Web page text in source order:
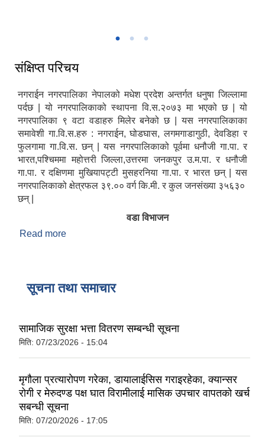
संक्षिप्त परिचय
नगराईन नगरपालिका नेपालको मधेश प्रदेश अन्तर्गत धनुषा जिल्लामा
पर्दछ | यो नगरपालिकाको स्थापना वि.स.२०७३ मा भएको छ | यो
नगरपालिका ९ वटा वडाहरु मिलेर बनेको छ | यस नगरपालिकाका
समावेशी गा.वि.स.हरु : नगराईन, घोडघास, लगमगाडागुठी, देवडिहा र
फुलगामा गा.वि.स. छन् | यस नगरपालिकाको पूर्वमा धनौजी गा.पा. र
भारत,पश्चिममा महोत्तरी जिल्ला,उत्तरमा जनकपुर उ.म.पा. र धनौजी
गा.पा. र दक्षिणमा मुखियापट्टी मुसहरनिया गा.पा. र भारत छन् | यस
नगरपालिकाको क्षेत्रफल ३९.०० वर्ग कि.मी. र कुल जनसंख्या ३५६३०
छन् |
वडा विभाजन
Read more
सूचना तथा समाचार
सामाजिक सुरक्षा भत्ता वितरण सम्बन्धी सूचना
मिति: 07/23/2026 - 15:04
मृगौला प्रत्यारोपण गरेका, डायालाईसिस गराइरहेका, क्यान्सर
रोगी र मेरुदण्ड पक्ष घात विरामीलाई मासिक उपचार वापतको खर्च
सबन्धी सूचना
मिति: 07/20/2026 - 17:05